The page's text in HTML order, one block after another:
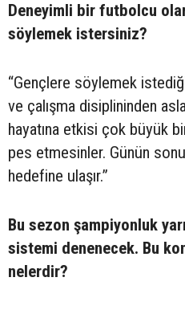
Deneyimli bir futbolcu
söylemek istersiniz?
“Gençlere söylemek
ve çalışma disiplininden
hayatına etkisi çok büyük
pes etmesinler. Günün
hedefine ulaşır.”
Bu sezon şampiyonluk
sistemi denenecek. Bu
nelerdir?